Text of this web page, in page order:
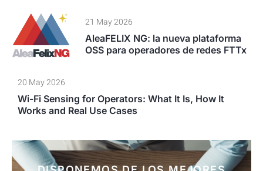
21 May 2026
AleaFELIX NG: la nueva plataforma
OSS para operadores de redes FTTx
20 May 2026
Wi-Fi Sensing for Operators: What It Is, How It
Works and Real Use Cases